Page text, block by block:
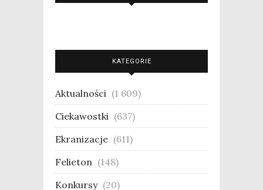
KATEGORIE
Aktualności (1 609)
Ciekawostki (637)
Ekranizacje (611)
Felieton (148)
Konkursy (20)